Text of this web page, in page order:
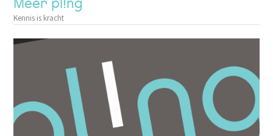
Meer pl!ng
Kennis is kracht